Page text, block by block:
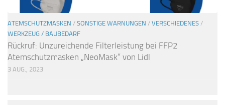
ATEMSCHUTZMASKEN / SONSTIGE WARNUNGEN / VERSCHIEDENES /
WERKZEUG / BAUBEDARF
Rückruf: Unzureichende Filterleistung bei FFP2
Atemschutzmasken „NeoMask“ von Lidl
3 AUG., 2023